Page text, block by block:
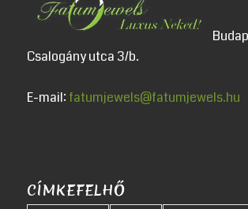
Csalogány utca 3/b.
E-mail: fatumjewels@fatumjewels.hu
CÍMKEFELHŐ